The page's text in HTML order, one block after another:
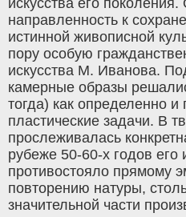
искусства его
направленность к
истинной живописной
пору особую
искусства М. Иванова.
камерные образы
тогда) как определенно
пластические задачи. В
прослеживалась
рубеже 50-60-х годов его
противостояло прямому
повторению натуры,
значительной части